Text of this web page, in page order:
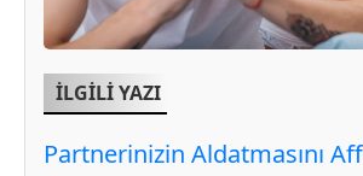
İLGİLİ YAZI
Partnerinizin Aldatmasını